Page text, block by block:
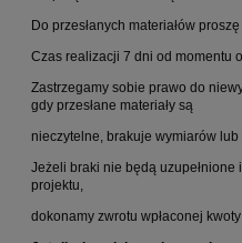
Do przesłanych materiałów
Czas realizacji 7 dni od momentu
Zastrzegamy sobie prawo do
gdy przesłane materiały są
nieczytelne, brakuje wymiarów lub
Jeżeli braki nie będą
projektu,
dokonamy zwrotu wpłaconej